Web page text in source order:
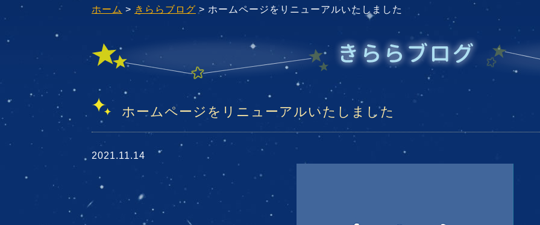
ホーム > きららブログ > ホームページをリニューアルいたしました
ホームページをリニューアルいたしました
2021.11.14